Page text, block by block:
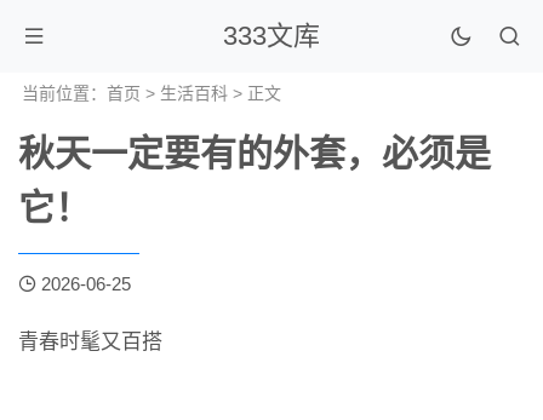
333文库
当前位置： 首页 > 生活百科 > 正文
秋天一定要有的外套，必须是
它！
2026-06-25
青春时髦又百搭